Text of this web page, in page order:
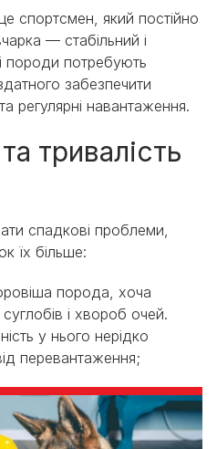
спортсмен, який постійно
— стабільний і
породи потребують
забезпечити
регулярні навантаження.
тривалість
спадкові проблеми,
їх більше:
порода, хоча
і хвороб очей.
у нього нерідко
перевантаження;